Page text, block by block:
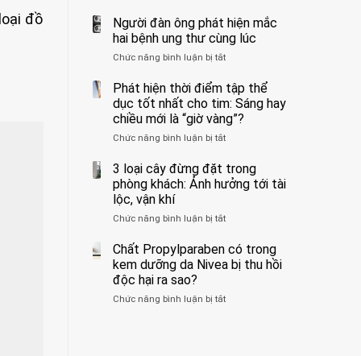
đồ
biết
formaldehyde
kim
loại
ăn
nhiều
có
thể
hại
thận
bác
cảnh
báo
tác
hại
của
1
kiểu
đối
với
và
Bạn
nên
Người đàn ông phát hiện mắc
hai bệnh ung thư cùng lúc
Chức năng bình luận bị tắtở
đàn
ông
phát
hiện
mắc
bệnh
ung
lúc
Phát hiện thời điểm tập thể
dục tốt nhất cho tim: Sáng hay
chiều mới là “giờ vàng”?
Chức năng bình luận bị tắtở
hiện
thời
điểm
thể
tốt
nhất
cho
Sáng
3 loại cây đừng đặt trong
phòng khách: Ảnh hưởng tới tài
lộc, vận khí
Chức năng bình luận bị tắtở
loại
cây
đừng
trong
Chất Propylparaben có trong
kem dưỡng da Nivea bị thu hồi
độc hại ra sao?
Chức năng bình luận bị tắtở